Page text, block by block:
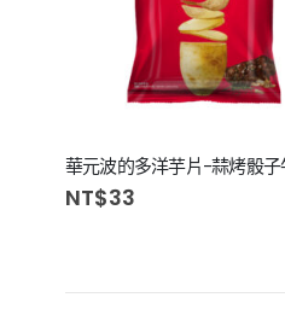
NT$33